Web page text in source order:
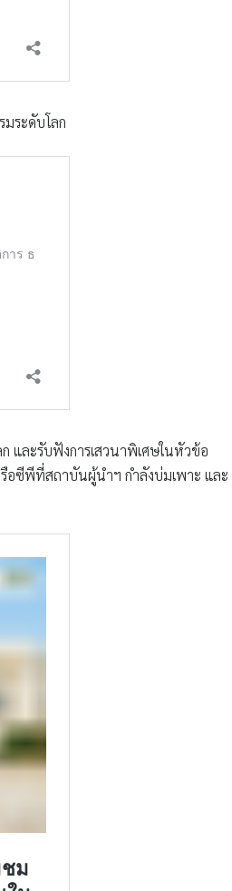
มระดับโลก
และรับฟังการเสวนาพิเศษในหัวข้อ
อซีพีที่สถาบันผู้นำฯ กำลังบ่มเพาะ และ